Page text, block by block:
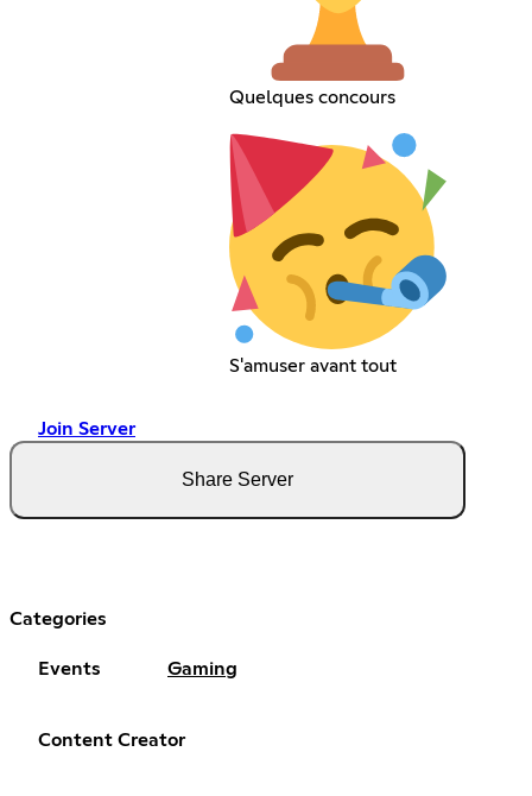
Quelques concours
S'amuser avant tout
Join Server
Share Server
Categories
Events Gaming
Content Creator